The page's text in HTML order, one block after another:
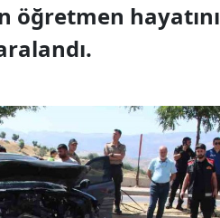
öğretmen hayatını